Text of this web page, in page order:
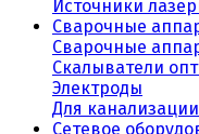
Источники
Сварочные
Сварочные
Скалыватели
Электроды
Для
Сетевое